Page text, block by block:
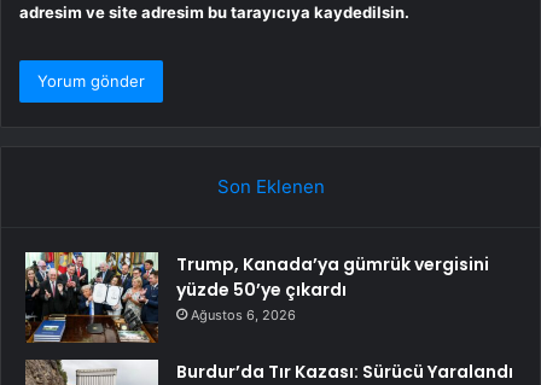
adresim ve site adresim bu tarayıcıya kaydedilsin.
Son Eklenen
Trump, Kanada’ya gümrük vergisini
yüzde 50’ye çıkardı
Ağustos 6, 2026
Burdur’da Tır Kazası: Sürücü Yaralandı